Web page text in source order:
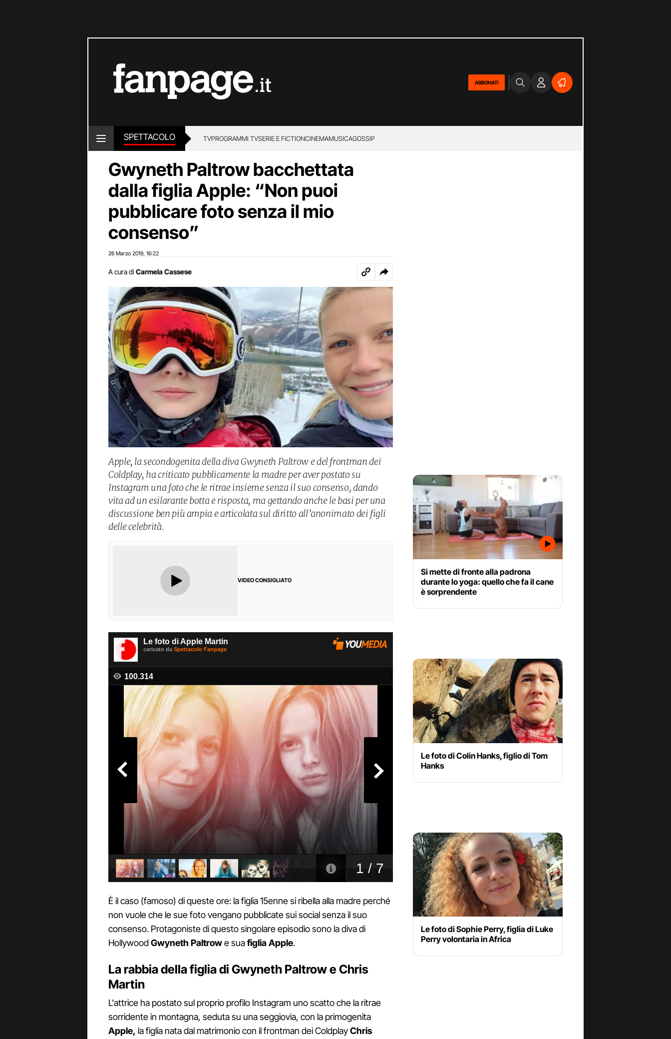
ABBONATI
SPETTACOLO TVPROGRAMMI TVSERIE E FICTIONCINEMAMUSICAGOSSIP
Gwyneth Paltrow bacchettata
dalla figlia Apple: “Non puoi
pubblicare foto senza il mio
consenso”
26 Marzo 2019 16:22
A cura di Carmela Cassese
Apple, la secondogenita della diva Gwyneth Paltrow e del frontman dei
Coldplay, ha criticato pubblicamente la madre per aver postato su
Instagram una foto che le ritrae insieme senza il suo consenso, dando
vita ad un esilarante botta e risposta, ma gettando anche le basi per una
discussione ben più ampia e articolata sul diritto all’anonimato dei figli
delle celebrità.
VIDEO CONSIGLIATO
È il caso (famoso) di queste ore: la figlia 15enne si ribella alla madre perché
non vuole che le sue foto vengano pubblicate sui social senza il suo
consenso. Protagoniste di questo singolare episodio sono la diva di
HollywoodGwyneth Paltrowe suafiglia Apple.
La rabbia della figlia di Gwyneth Paltrow e Chris
Martin
L'attrice ha postato sul proprio profilo Instagram uno scatto che la ritrae
sorridente in montagna, seduta su una seggiovia, con la primogenita
Apple, la figlia nata dal matrimonio con il frontman dei ColdplayChris
Si mette di fronte alla padrona
durante lo yoga: quello che fa il cane
è sorprendente
Le foto di Colin Hanks, figlio di Tom
Hanks
Le foto di Sophie Perry, figlia di Luke
Perry volontaria in Africa